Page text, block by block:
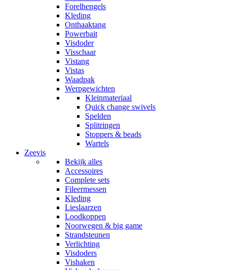
Forelhengels
Kleding
Onthaaktang
Powerbait
Visdoder
Visschaar
Vistang
Vistas
Waadpak
Werpgewichten
Kleinmateriaal
Quick change swivels
Spelden
Splitringen
Stoppers & beads
Wartels
Zeevis
Bekijk alles
Accessoires
Complete sets
Fileermessen
Kleding
Lieslaarzen
Loodkoppen
Noorwegen & big game
Strandsteunen
Verlichting
Visdoders
Vishaken